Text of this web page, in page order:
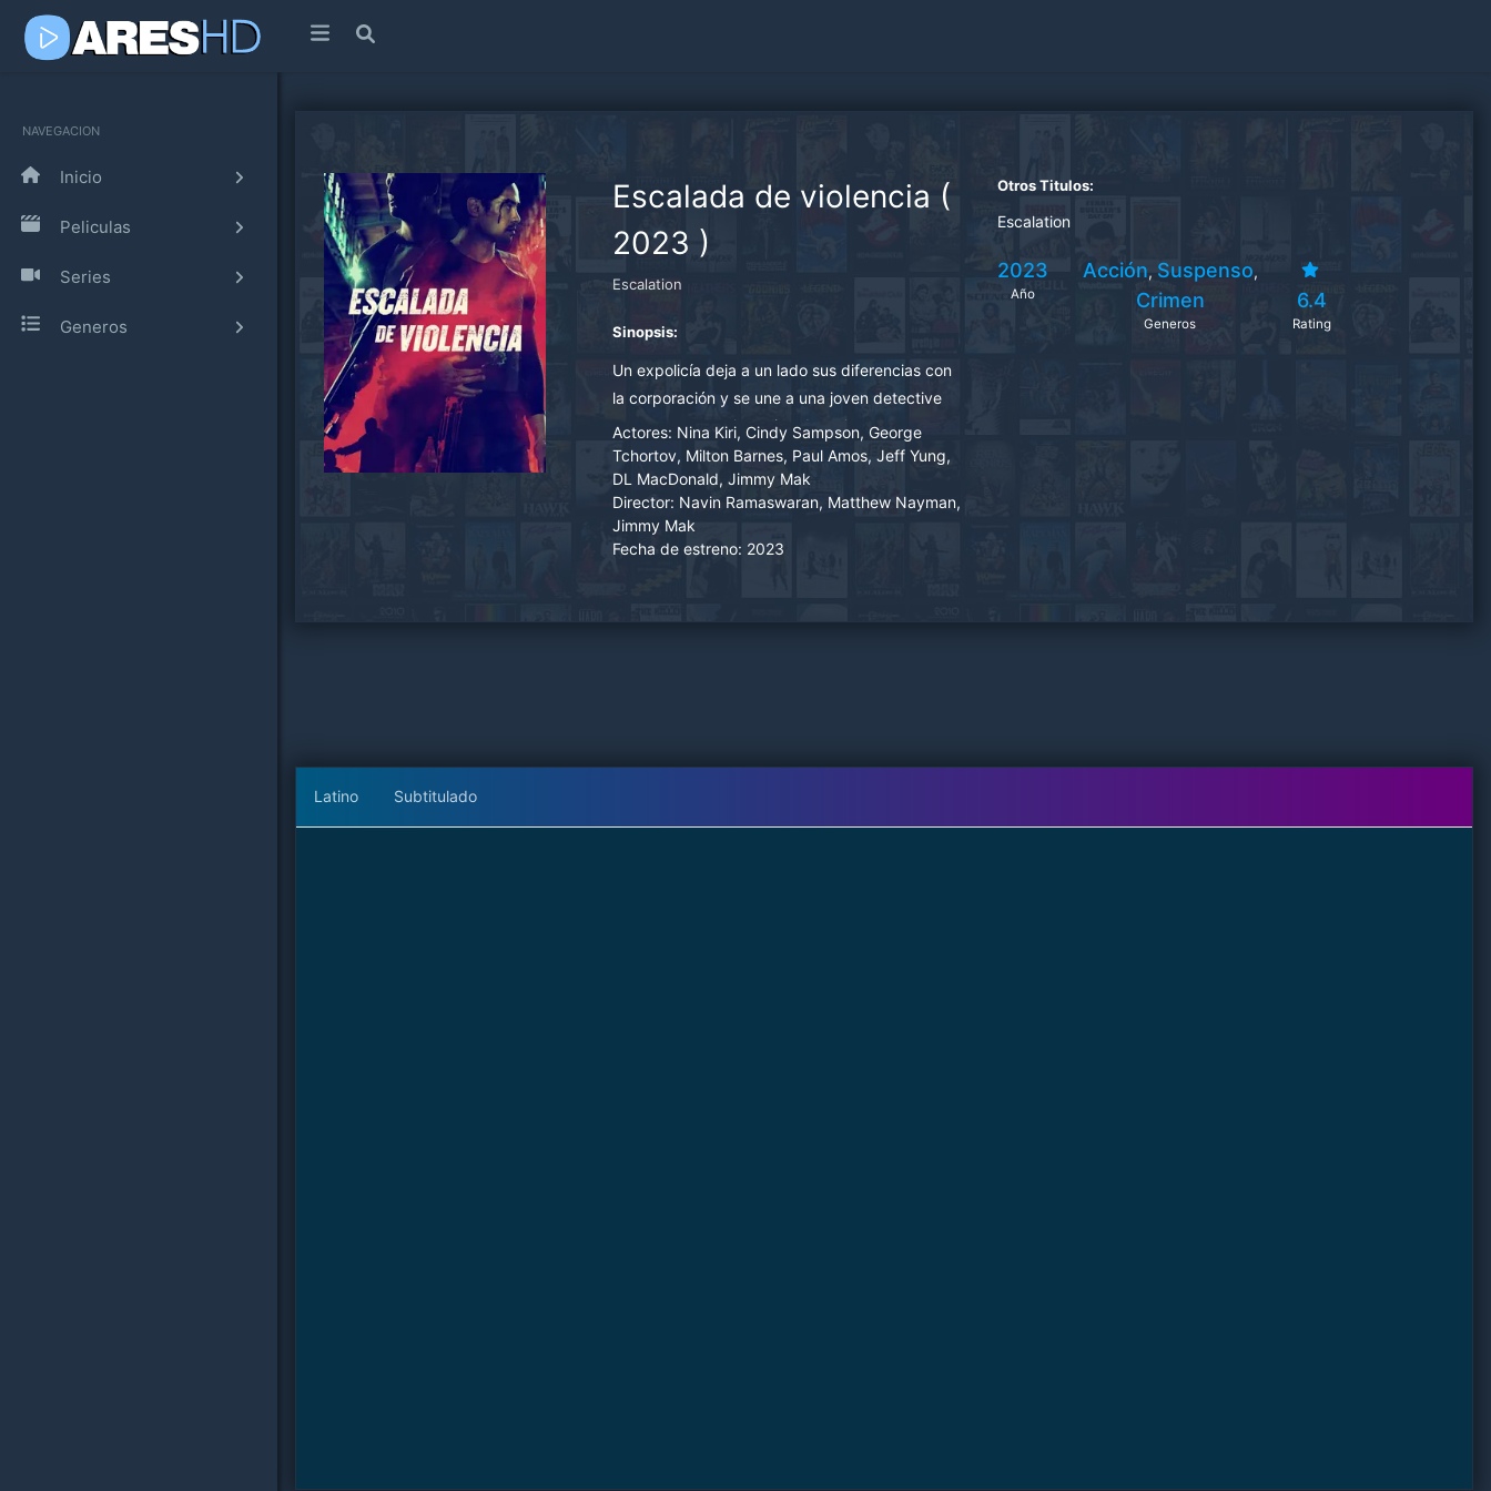
NAVEGACION
Inicio
Peliculas
Series
Generos
Escalada de violencia (
2023 )
Escalation
Sinopsis:
Un expolicía deja a un lado sus diferencias con
la corporación y se une a una joven detective
para encontrar al asesino de su hermano.
Actores: Nina Kiri, Cindy Sampson, George
Tchortov, Milton Barnes, Paul Amos, Jeff Yung,
DL MacDonald, Jimmy Mak
Director: Navin Ramaswaran, Matthew Nayman,
Jimmy Mak
Fecha de estreno: 2023
Otros Titulos:
Escalation
2023
Año
Acción, Suspenso,
Crimen
Generos
6.4
Rating
Latino Subtitulado